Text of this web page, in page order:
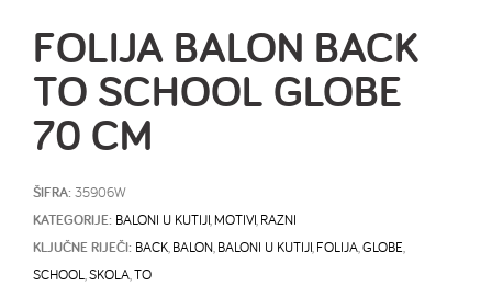
FOLIJA BALON BACK
TO SCHOOL GLOBE
70 CM
ŠIFRA: 35906W
KATEGORIJE: BALONI U KUTIJI MOTIVI RAZNI
KLJUČNE RIJEČI: BACK BALON BALONI U KUTIJI FOLIJA GLOBE
SCHOOL SKOLA TO